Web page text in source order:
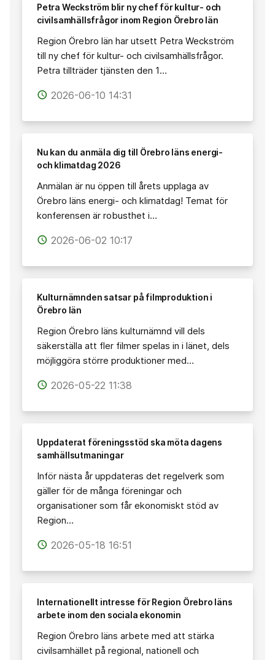
Petra Weckström blir ny chef för kultur- och
civilsamhällsfrågor inom Region Örebro län
Region Örebro län har utsett Petra Weckström
till ny chef för kultur- och civilsamhällsfrågor.
Petra tillträder tjänsten den 1…
access_time 2026-06-10 14:31
Nu kan du anmäla dig till Örebro läns energi-
och klimatdag 2026
Anmälan är nu öppen till årets upplaga av
Örebro läns energi- och klimatdag! Temat för
konferensen är robusthet i…
access_time 2026-06-02 10:17
Kulturnämnden satsar på filmproduktion i
Örebro län
Region Örebro läns kulturnämnd vill dels
säkerställa att fler filmer spelas in i länet, dels
möjliggöra större produktioner med…
access_time 2026-05-22 11:38
Uppdaterat föreningsstöd ska möta dagens
samhällsutmaningar
Inför nästa år uppdateras det regelverk som
gäller för de många föreningar och
organisationer som får ekonomiskt stöd av
Region…
access_time 2026-05-18 16:51
Internationellt intresse för Region Örebro läns
arbete inom den sociala ekonomin
Region Örebro läns arbete med att stärka
civilsamhället på regional, nationell och